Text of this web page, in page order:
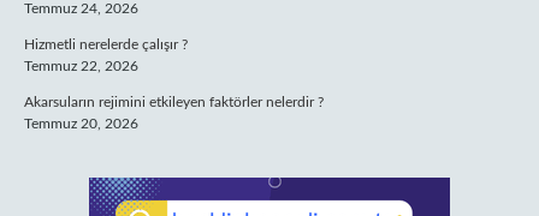
Temmuz 24, 2026
Hizmetli nerelerde çalışır ?
Temmuz 22, 2026
Akarsuların rejimini etkileyen faktörler nelerdir ?
Temmuz 20, 2026